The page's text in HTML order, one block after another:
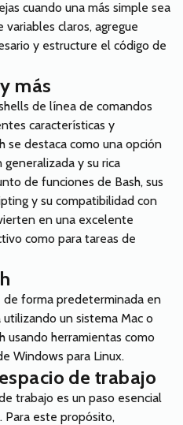
cuando una más simple sea
claros, agregue
y estructure el código de
más
de línea de comandos
características y
se destaca como una opción
y su rica
de funciones de Bash, sus
y su compatibilidad con
en una excelente
como para tareas de
de forma predeterminada en
un sistema Mac o
usando herramientas como
Windows para Linux.
de trabajo
trabajo es un paso esencial
Para este propósito,